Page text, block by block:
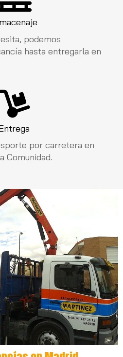
podemos
hasta entregarla en
por carretera en
Comunidad.